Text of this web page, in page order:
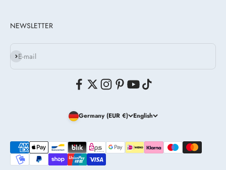
NEWSLETTER
E-mail
Subscribe
Germany (EUR €) English